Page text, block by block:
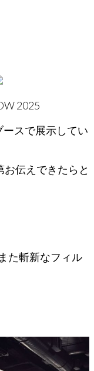
2025
スで展示してい
伝えできたらと
た斬新なフィル